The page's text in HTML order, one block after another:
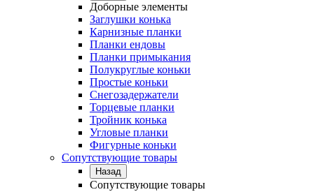
Доборные элементы
Заглушки конька
Карнизные планки
Планки ендовы
Планки примыкания
Полукруглые коньки
Простые коньки
Снегозадержатели
Торцевые планки
Тройник конька
Угловые планки
Фигурные коньки
Сопутствующие товары
Назад
Сопутствующие товары